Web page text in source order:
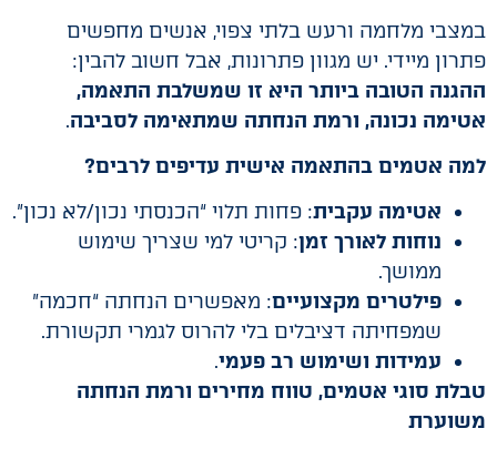
במצבי מלחמה ורעש בלתי צפוי, אנשים מחפשים
פתרון מיידי. יש מגוון פתרונות, אבל חשוב להבין:
ההגנה הטובה ביותר היא זו שמשלבת התאמה,
אטימה נכונה, ורמת הנחתה שמתאימה לסביבה.
למה אטמים בהתאמה אישית עדיפים לרבים?
אטימה עקבית: פחות תלוי “הכנסתי נכון/לא נכון”.
נוחות לאורך זמן: קריטי למי שצריך שימוש
ממושך.
פילטרים מקצועיים: מאפשרים הנחתה “חכמה”
שמפחיתה דציבלים בלי להרוס לגמרי תקשורת.
עמידות ושימוש רב פעמי.
טבלת סוגי אטמים, טווח מחירים ורמת הנחתה
משוערת